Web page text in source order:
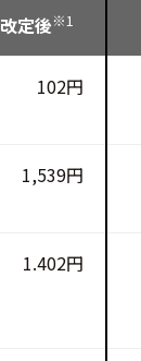
改定後※1
102円
1,539円
1.402円